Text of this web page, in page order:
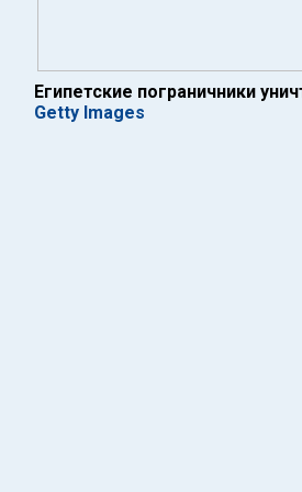
Египетские пограничники
Getty Images